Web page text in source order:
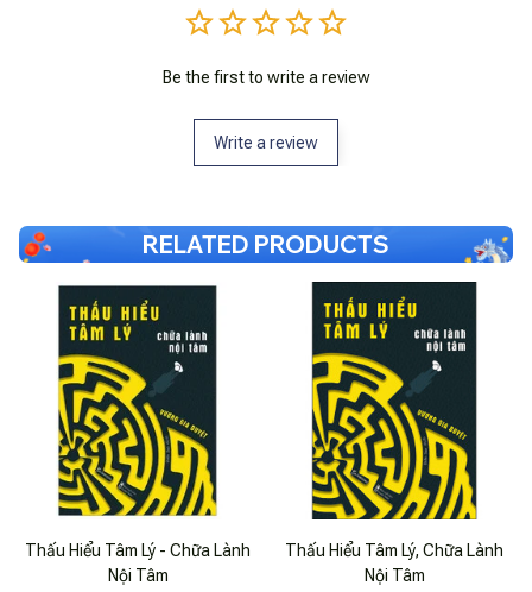
Be the first to write a review
Write a review
RELATED PRODUCTS
Thấu Hiểu Tâm Lý - Chữa Lành
Nội Tâm
Thấu Hiểu Tâm Lý, Chữa Lành
Nội Tâm